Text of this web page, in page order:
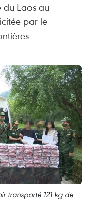
Laos au
par le
transporté 121 kg de